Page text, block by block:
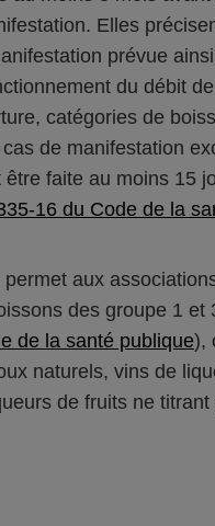
Elles
prévue
du débit
catégories de
de manifestation
être faite au moins 15
16 du Code de la
aux
des groupe 1 et
de la santé publique),
naturels, vins de
de fruits ne